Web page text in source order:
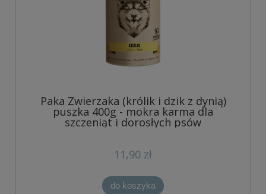
Paka Zwierzaka (królik i dzik z dynią)
puszka 400g - mokra karma dla
szczeniąt i dorosłych psów
11,90 zł
do koszyka